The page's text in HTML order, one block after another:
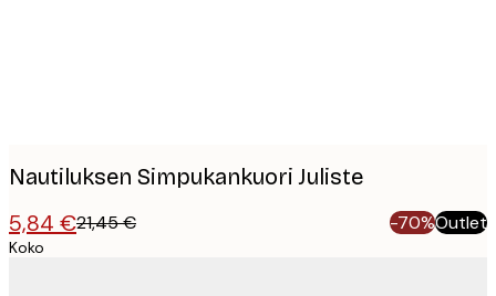
Nautiluksen Simpukankuori Juliste
5,84 €21,45 € -70%Outlet
Koko